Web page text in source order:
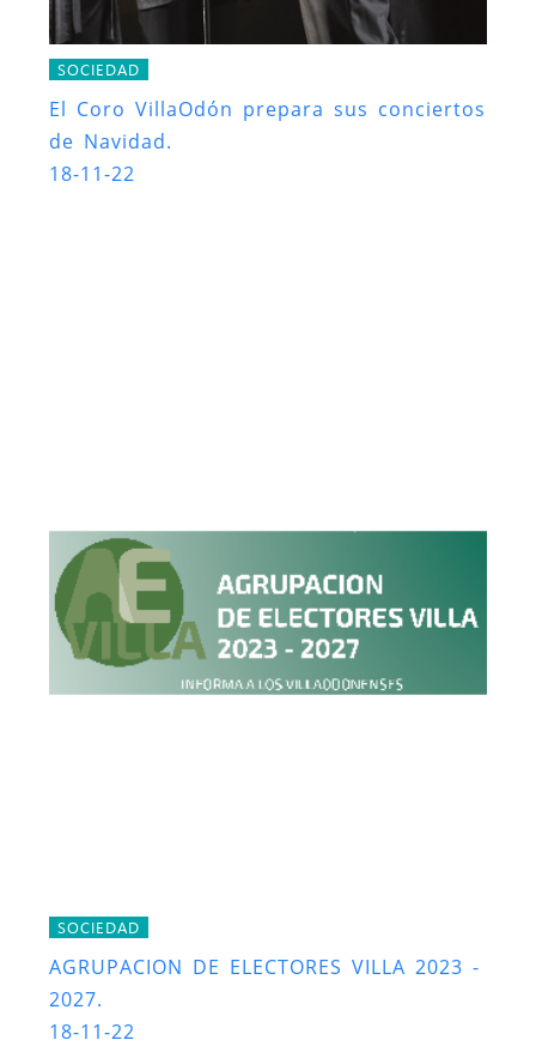
SOCIEDAD
El Coro VillaOdón prepara sus conciertos
de Navidad.
18-11-22
SOCIEDAD
AGRUPACION DE ELECTORES VILLA 2023 -
2027.
18-11-22